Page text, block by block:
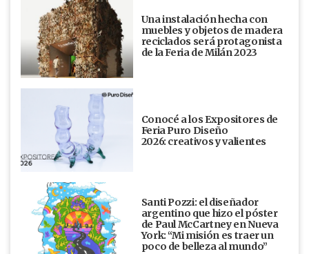
Una instalación hecha con
muebles y objetos de madera
reciclados será protagonista
de la Feria de Milán 2023
Conocé a los Expositores de
Feria Puro Diseño
2026: creativos y valientes
Santi Pozzi: el diseñador
argentino que hizo el póster
de Paul McCartney en Nueva
York: “Mi misión es traer un
poco de belleza al mundo”